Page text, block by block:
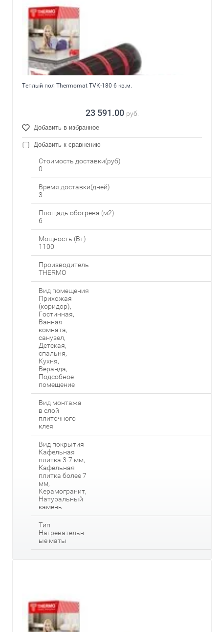
Теплый пол Thermomat TVK-180 6 кв.м.
23 591.00 руб.
Добавить в избранное
Добавить к сравнению
Стоимость доставки(руб)
0
Время доставки(дней)
3
Площадь обогрева (м2)
6
Мощность (Вт)
1100
Производитель
THERMO
Вид помещения
Прихожая
(коридор),
Гостинная,
Ванная
комната,
санузел,
Детская,
спальня,
Кухня,
Веранда,
Подсобное
помещение
Вид монтажа
в слой
плиточного
клея
Вид покрытия
Кафельная
плитка 3-7 мм,
Кафельная
плитка более 7
мм,
Керамогранит,
Натуральный
камень
Тип
Нагревательн
ые маты